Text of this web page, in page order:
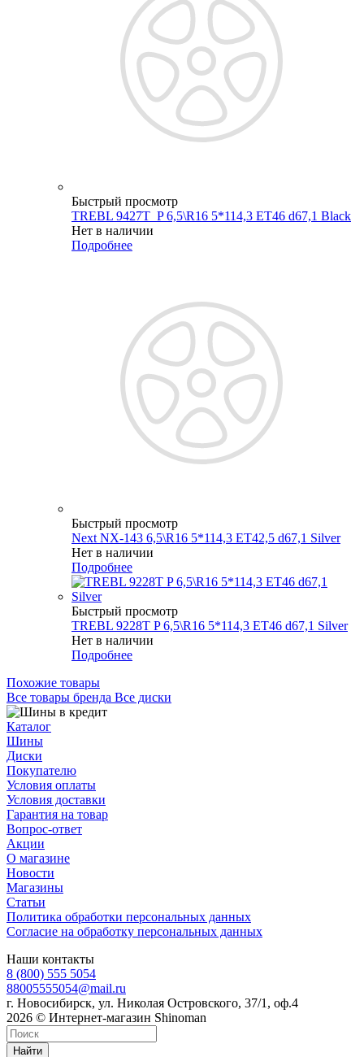
Быстрый просмотр
TREBL 9427T_P 6,5\R16 5*114,3 ET46 d67,1 Black
Нет в наличии
Подробнее
Быстрый просмотр
Next NX-143 6,5\R16 5*114,3 ET42,5 d67,1 Silver
Нет в наличии
Подробнее
Быстрый просмотр
TREBL 9228T P 6,5\R16 5*114,3 ET46 d67,1 Silver
Нет в наличии
Подробнее
Похожие товары
Все товары бренда Все диски
Каталог
Шины
Диски
Покупателю
Условия оплаты
Условия доставки
Гарантия на товар
Вопрос-ответ
Акции
О магазине
Новости
Магазины
Статьи
Политика обработки персональных данных
Согласие на обработку персональных данных
Наши контакты
8 (800) 555 5054
88005555054@mail.ru
г. Новосибирск, ул. Николая Островского, 37/1, оф.4
2026 © Интернет-магазин Shinoman
Найти